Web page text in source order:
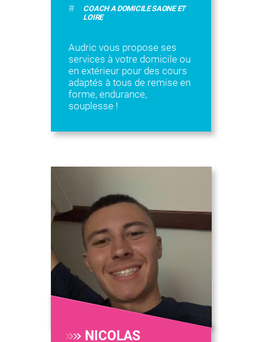
#
COACH A DOMICILE SAONE ET
LOIRE
Audric vous propose ses
services à votre domicile ou
en extérieur pour des cours
adaptés à tous de remise en
forme, endurance,
souplesse !
NICOLAS